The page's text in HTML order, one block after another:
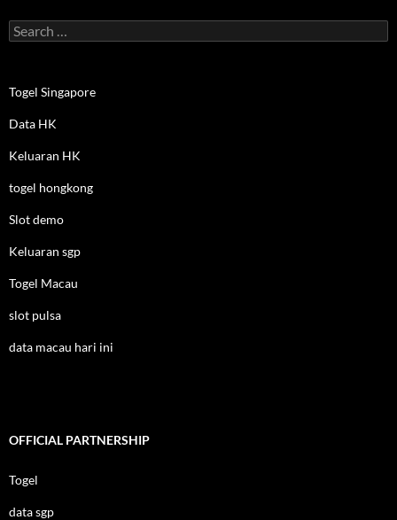
Search
for:
Togel Singapore
Data HK
Keluaran HK
togel hongkong
Slot demo
Keluaran sgp
Togel Macau
slot pulsa
data macau hari ini
OFFICIAL PARTNERSHIP
Togel
data sgp